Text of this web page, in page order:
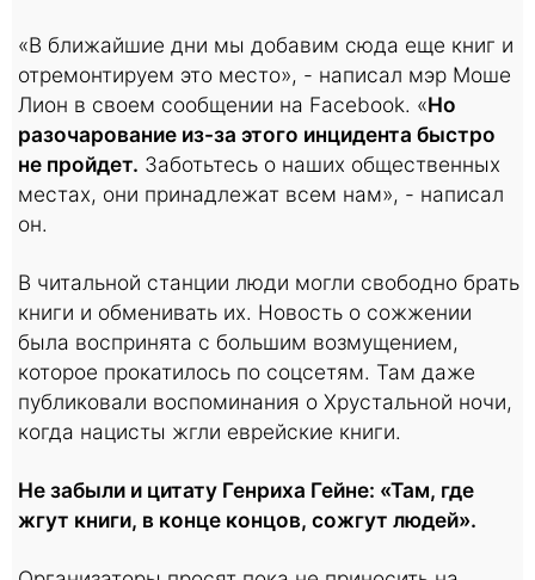
«В ближайшие дни мы добавим сюда еще книг и
отремонтируем это место», - написал мэр Моше
Лион в своем сообщении на Facebook. «Но
разочарование из-за этого инцидента быстро
не пройдет. Заботьтесь о наших общественных
местах, они принадлежат всем нам», - написал
он.
В читальной станции люди могли свободно брать
книги и обменивать их. Новость о сожжении
была воспринята с большим возмущением,
которое прокатилось по соцсетям. Там даже
публиковали воспоминания о Хрустальной ночи,
когда нацисты жгли еврейские книги.
Не забыли и цитату Генриха Гейне: «Там, где
жгут книги, в конце концов, сожгут людей».